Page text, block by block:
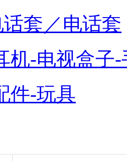
套／电话套
机-电视盒子-
件-玩具